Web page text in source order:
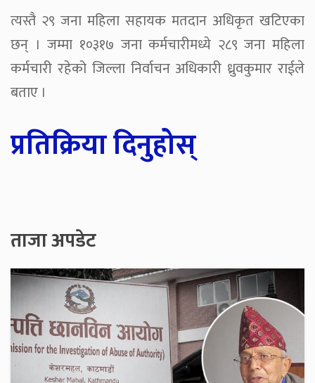
त्यस्तै २९ जना महिला सहायक मतदान अधिकृत खटिएका
छन् । जम्मा १०३१७ जना कर्मचारीमध्ये २८९ जना महिला
कर्मचारी रहेको जिल्ला निर्वाचन अधिकारी ध्रुवकुमार राईले
बताए ।
प्रतिक्रिया दिनुहोस्
ताजा अपडेट